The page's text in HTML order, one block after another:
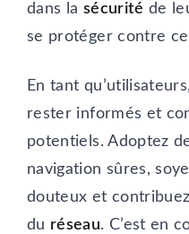
dans la sécurité de
se protéger contre
En tant
rester informés et
potentiels. Adoptez
navigation sûres,
douteux et
du réseau. C’est en